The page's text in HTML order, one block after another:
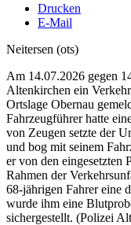
Drucken
E-Mail
Neitersen (ots)
Am 14.07.2026 gegen
Altenkirchen ein
Ortslage Obernau
Fahrzeugführer hatte
von Zeugen setzte der
und bog mit seinem
er von den eingesetzten
Rahmen der
68-jährigen Fahrer eine
wurde ihm eine
sichergestellt. (Polizei